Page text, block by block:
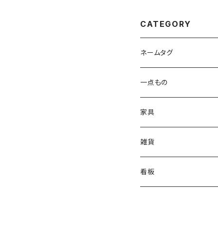
CATEGORY
ネームタグ
スタンダード
一点もの
卓上オブジェ
壁掛けオブジェ
家具
スツール
テーブル
雑貨
お香立て
看板